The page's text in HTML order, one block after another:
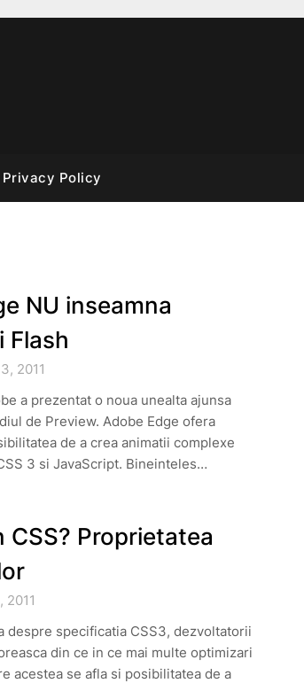
Privacy Policy
NU inseamna
Flash
2011
a prezentat o noua unealta ajunsa
de Preview. Adobe Edge ofera
de a crea animatii complexe
3 si JavaScript. Bineinteles…
CSS? Proprietatea
2011
despre specificatia CSS3, dezvoltatorii
din ce in ce mai multe optimizari
acestea se afla si posibilitatea de a